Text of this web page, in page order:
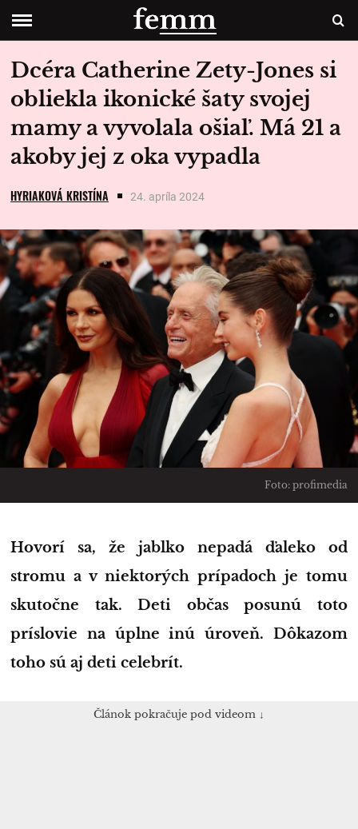
Dcéra Catherine Zety-Jones si
obliekla ikonické šaty svojej
mamy a vyvolala ošiaľ. Má 21 a
akoby jej z oka vypadla
HYRIAKOVÁ KRISTÍNA 24. apríla 2024
Foto: profimedia
Hovorí sa, že jablko nepadá ďaleko od
stromu a v niektorých prípadoch je tomu
skutočne tak. Deti občas posunú toto
príslovie na úplne inú úroveň. Dôkazom
toho sú aj deti celebrít.
Článok pokračuje pod videom ↓